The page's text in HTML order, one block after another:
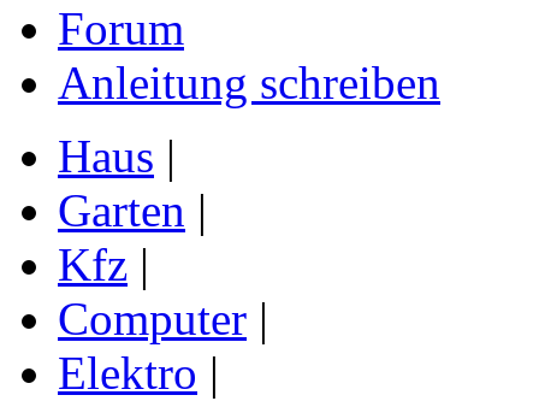
Forum
Anleitung schreiben
Haus |
Garten |
Kfz |
Computer |
Elektro |